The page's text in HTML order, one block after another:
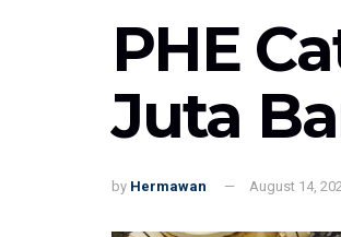
PHE
Juta
by Hermawan August 14,